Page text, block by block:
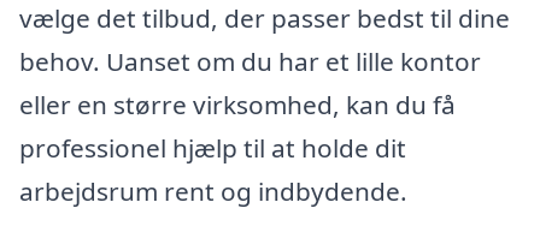
vælge det tilbud, der passer bedst til dine
behov. Uanset om du har et lille kontor
eller en større virksomhed, kan du få
professionel hjælp til at holde dit
arbejdsrum rent og indbydende.